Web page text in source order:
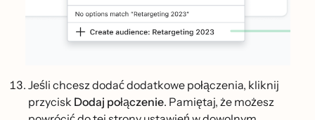
Jeśli chcesz dodać dodatkowe połączenia, kliknij
przycisk Dodaj połączenie. Pamiętaj, że możesz